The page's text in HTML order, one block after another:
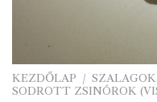
KEZDŐLAP /
SODROTT ZSINÓROK